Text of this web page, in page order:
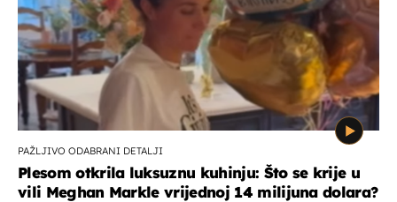
PAŽLJIVO ODABRANI DETALJI
Plesom otkrila luksuznu kuhinju: Što se krije u
vili Meghan Markle vrijednoj 14 milijuna dolara?